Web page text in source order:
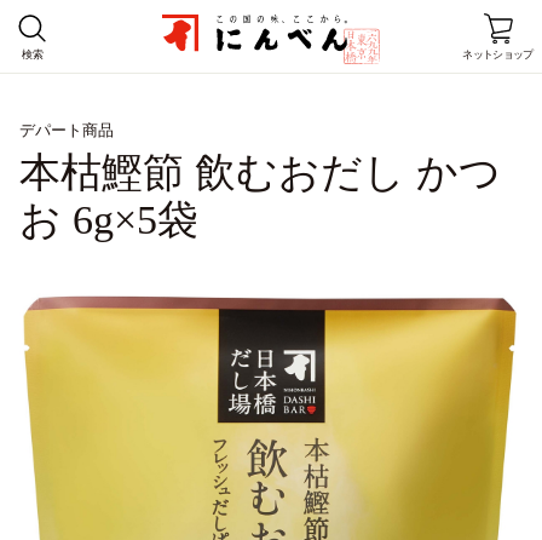
検索 ネットショップ
ホーム
商品情報
店舗情報
にんべんとは
企業情報
お客様窓口
本枯鰹節 飲むおだし かつ
お 6g×5袋
デパート商品